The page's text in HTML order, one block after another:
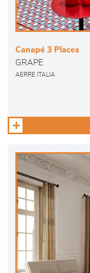
Canapé 3 Places
GRAPE
AERRE ITALIA